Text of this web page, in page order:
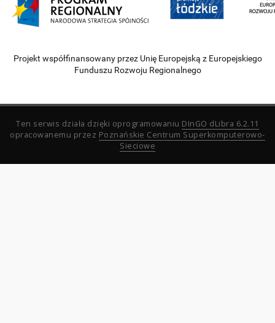
Projekt współfinansowany przez Unię Europejską z Europejskiego
Funduszu Rozwoju Regionalnego
Ten serwis działa dzięki oprogramowaniu DInGO dLibra 6.2.11
opracowanemu przez Poznańskie Centrum Superkomputerowo-
Sieciowe